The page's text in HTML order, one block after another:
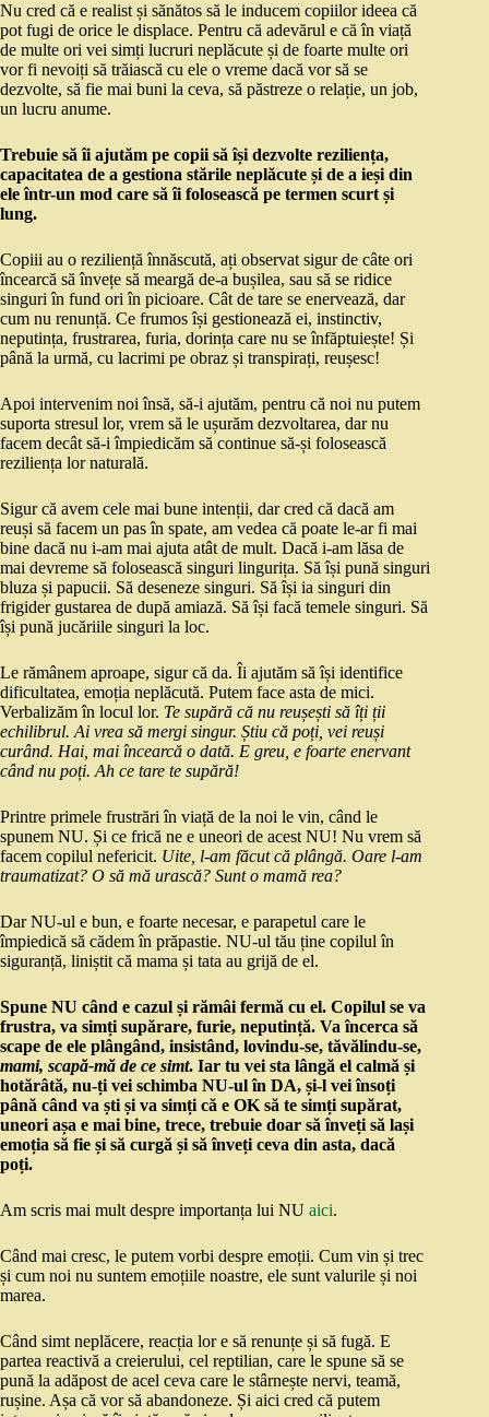
Nu cred că e realist și sănătos să le inducem copiilor ideea că
pot fugi de orice le displace. Pentru că adevărul e că în viață
de multe ori vei simți lucruri neplăcute și de foarte multe ori
vor fi nevoiți să trăiască cu ele o vreme dacă vor să se
dezvolte, să fie mai buni la ceva, să păstreze o relație, un job,
un lucru anume.
Trebuie să îi ajutăm pe copii să își dezvolte reziliența,
capacitatea de a gestiona stările neplăcute și de a ieși din
ele într-un mod care să îi folosească pe termen scurt și
lung.
Copiii au o reziliență înnăscută, ați observat sigur de câte ori
încearcă să învețe să meargă de-a bușilea, sau să se ridice
singuri în fund ori în picioare. Cât de tare se enervează, dar
cum nu renunță. Ce frumos își gestionează ei, instinctiv,
neputința, frustrarea, furia, dorința care nu se înfăptuiește! Și
până la urmă, cu lacrimi pe obraz și transpirați, reușesc!
Apoi intervenim noi însă, să-i ajutăm, pentru că noi nu putem
suporta stresul lor, vrem să le ușurăm dezvoltarea, dar nu
facem decât să-i împiedicăm să continue să-și folosească
reziliența lor naturală.
Sigur că avem cele mai bune intenții, dar cred că dacă am
reuși să facem un pas în spate, am vedea că poate le-ar fi mai
bine dacă nu i-am mai ajuta atât de mult. Dacă i-am lăsa de
mai devreme să folosească singuri lingurița. Să își pună singuri
bluza și papucii. Să deseneze singuri. Să își ia singuri din
frigider gustarea de după amiază. Să își facă temele singuri. Să
își pună jucăriile singuri la loc.
Le rămânem aproape, sigur că da. Îi ajutăm să își identifice
dificultatea, emoția neplăcută. Putem face asta de mici.
Verbalizăm în locul lor. Te supără că nu reușești să îți ții
echilibrul. Ai vrea să mergi singur. Știu că poți, vei reuși
curând. Hai, mai încearcă o dată. E greu, e foarte enervant
când nu poți. Ah ce tare te supără!
Printre primele frustrări în viață de la noi le vin, când le
spunem NU. Și ce frică ne e uneori de acest NU! Nu vrem să
facem copilul nefericit. Uite, l-am făcut că plângă. Oare l-am
traumatizat? O să mă urască? Sunt o mamă rea?
Dar NU-ul e bun, e foarte necesar, e parapetul care le
împiedică să cădem în prăpastie. NU-ul tău ține copilul în
siguranță, liniștit că mama și tata au grijă de el.
Spune NU când e cazul și rămâi fermă cu el. Copilul se va
frustra, va simți supărare, furie, neputință. Va încerca să
scape de ele plângând, insistând, lovindu-se, tăvălindu-se,
mami, scapă-mă de ce simt. Iar tu vei sta lângă el calmă și
hotărâtă, nu-ți vei schimba NU-ul în DA, și-l vei însoți
până când va ști și va simți că e OK să te simți supărat,
uneori așa e mai bine, trece, trebuie doar să înveți să lași
emoția să fie și să curgă și să înveți ceva din asta, dacă
poți.
Am scris mai mult despre importanța lui NU aici.
Când mai cresc, le putem vorbi despre emoții. Cum vin și trec
și cum noi nu suntem emoțiile noastre, ele sunt valurile și noi
marea.
Când simt neplăcere, reacția lor e să renunțe și să fugă. E
partea reactivă a creierului, cel reptilian, care le spune să se
pună la adăpost de acel ceva care le stârnește nervi, teamă,
rușine. Așa că vor să abandoneze. Și aici cred că putem